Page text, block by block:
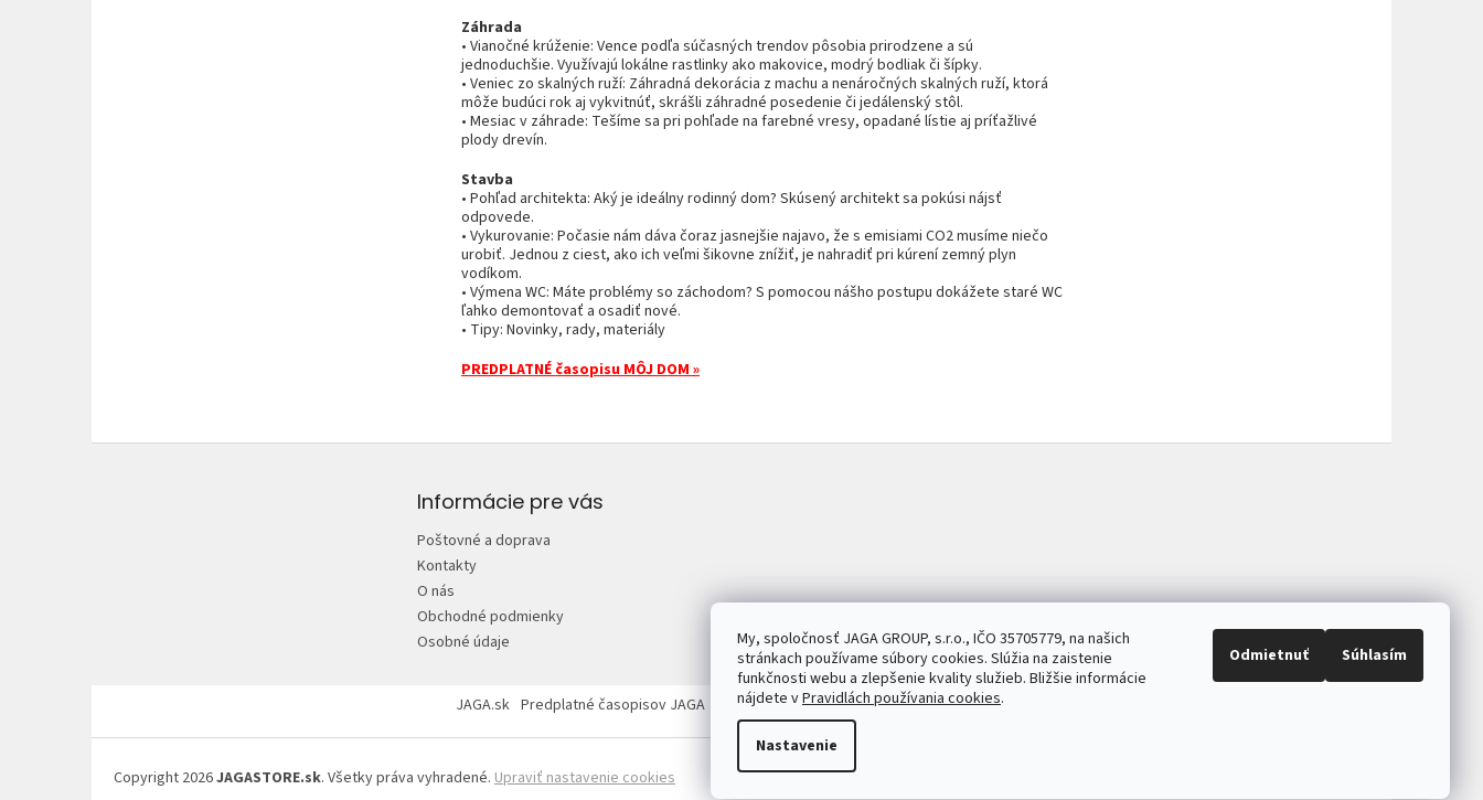
My, spoločnosť JAGA GROUP, s.r.o., IČO 35705779, na našich
stránkach používame súbory cookies. Slúžia na zaistenie
funkčnosti webu a zlepšenie kvality služieb. Bližšie informácie
nájdete vPravidlách používania cookies.
Nastavenie
Odmietnuť Súhlasím
Záhrada
• Vianočné krúženie: Vence podľa súčasných trendov pôsobia prirodzene a sú
jednoduchšie. Využívajú lokálne rastlinky ako makovice, modrý bodliak či šípky.
• Veniec zo skalných ruží: Záhradná dekorácia z machu a nenáročných skalných ruží, ktorá
môže budúci rok aj vykvitnúť, skrášli záhradné posedenie či jedálenský stôl.
• Mesiac v záhrade: Tešíme sa pri pohľade na farebné vresy, opadané lístie aj príťažlivé
plody drevín.
Stavba
• Pohľad architekta: Aký je ideálny rodinný dom? Skúsený architekt sa pokúsi nájsť
odpovede.
• Vykurovanie: Počasie nám dáva čoraz jasnejšie najavo, že s emisiami CO2 musíme niečo
urobiť. Jednou z ciest, ako ich veľmi šikovne znížiť, je nahradiť pri kúrení zemný plyn
vodíkom.
• Výmena WC: Máte problémy so záchodom? S pomocou nášho postupu dokážete staré WC
ľahko demontovať a osadiť nové.
• Tipy: Novinky, rady, materiály
PREDPLATNÉ časopisu MÔJ DOM »
Informácie pre vás
Poštovné a doprava
Kontakty
O nás
Obchodné podmienky
Osobné údaje
JAGA.sk Predplatné časopisov JAGA Mojdom.sk Urobsisam.sk Zahrada.sk ASB.sk
Copyright 2026JAGASTORE.sk. Všetky práva vyhradené. Upraviť nastavenie cookies